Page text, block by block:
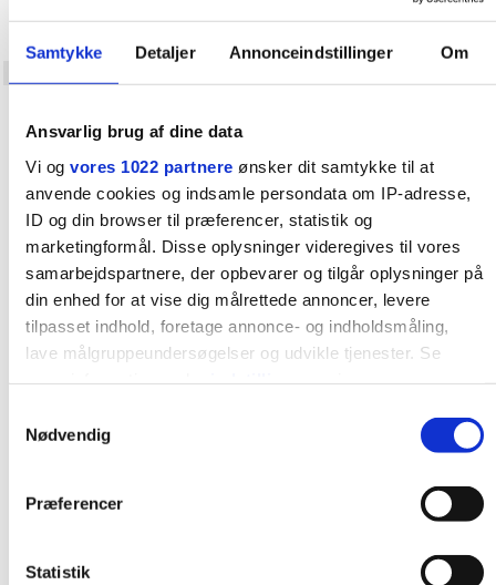
Samtykke Detaljer Annonceindstillinger Om
Ansvarlig brug af dine data
Vi og vores 1022 partnere ønsker dit samtykke til at
anvende cookies og indsamle persondata om IP-adresse,
ID og din browser til præferencer, statistik og
marketingformål. Disse oplysninger videregives til vores
samarbejdspartnere, der opbevarer og tilgår oplysninger på
din enhed for at vise dig målrettede annoncer, levere
tilpasset indhold, foretage annonce- og indholdsmåling,
lave målgruppeundersøgelser og udvikle tjenester. Se
eller ændre indstillinger fra vores "Cookiedeklaration", eller
Hvis du tillader det, vil vi også gerne:
kan være nøjagtig inden for få meter
Nødvendig
Præferencer
Statistik
Forstoppelse
Lægkramper
Rygsmerter
Underlivssmerter / ligamentsmerter
Komplikationer i graviditeten
Sygdomme i graviditeten
Undersøgelser i graviditeten
Vandrejournalen
Faresignaler i graviditeten
Fosterdød / dødfødsel
Tvillinge- /flerfoldsgraviditet